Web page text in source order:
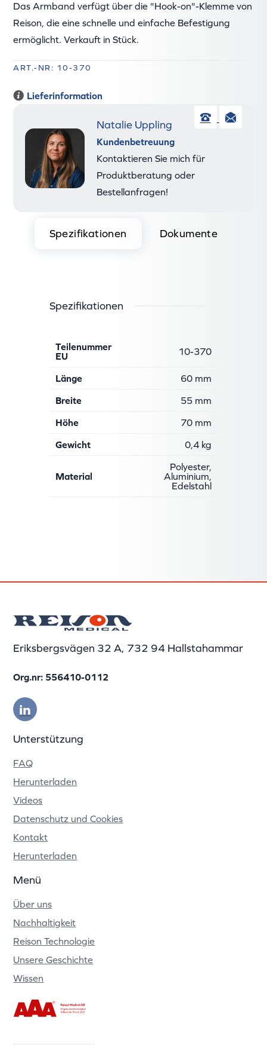
Das Armband verfügt über die "Hook-on"-Klemme von
Reison, die eine schnelle und einfache Befestigung
ermöglicht. Verkauft in Stück.
ART.-NR: 10-370
Lieferinformation
Telefon
Natalie Uppling
Kundenbetreuung
Kontaktieren Sie mich für
Produktberatung oder
Bestellanfragen!
Spezifikationen Dokumente
Spezifikationen
Teilenummer
EU
10-370
Länge 60 mm
Breite 55 mm
Höhe 70 mm
Gewicht 0,4 kg
Material
Polyester,
Aluminium,
Edelstahl
Eriksbergsvägen 32 A, 732 94 Hallstahammar
Org.nr: 556410-0112
Unterstützung
FAQ
Herunterladen
Videos
Datenschutz und Cookies
Kontakt
Herunterladen
Menü
Über uns
Nachhaltigkeit
Reison Technologie
Unsere Geschichte
Wissen